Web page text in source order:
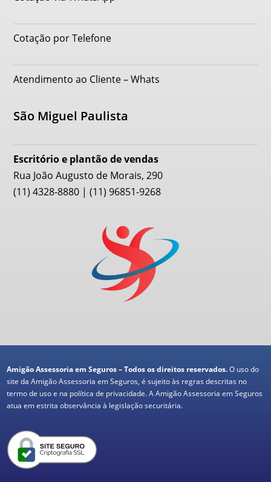
Cotação por Telefone
Atendimento ao Cliente – Whats
São Miguel Paulista
Escritório e plantão de vendas
Rua João Augusto de Morais, 290
(11) 4328-8880 | (11) 96851-9268
Amigão Assessoria em Seguros – Todos os direitos reservados.O uso do
site da Amigão Assessoria em Seguros, é sujeito às regras descritas no
termo de uso e na política de privacidade. A Amigão Assessoria em Seguros
atua em estrita observância à legislação securitária.